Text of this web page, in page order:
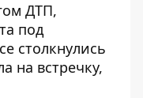
ДТП,
под
столкнулись
на встречку,